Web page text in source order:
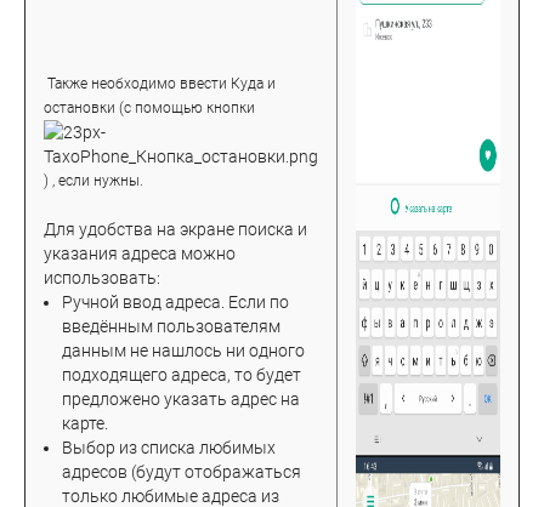
Также необходимо ввести Куда и
остановки (с помощью кнопки
) , если нужны.
Для удобства на экране поиска и
указания адреса можно
использовать:
Ручной ввод адреса. Если по
введённым пользователям
данным не нашлось ни одного
подходящего адреса, то будет
предложено указать адрес на
карте.
Выбор из списка любимых
адресов (будут отображаться
только любимые адреса из